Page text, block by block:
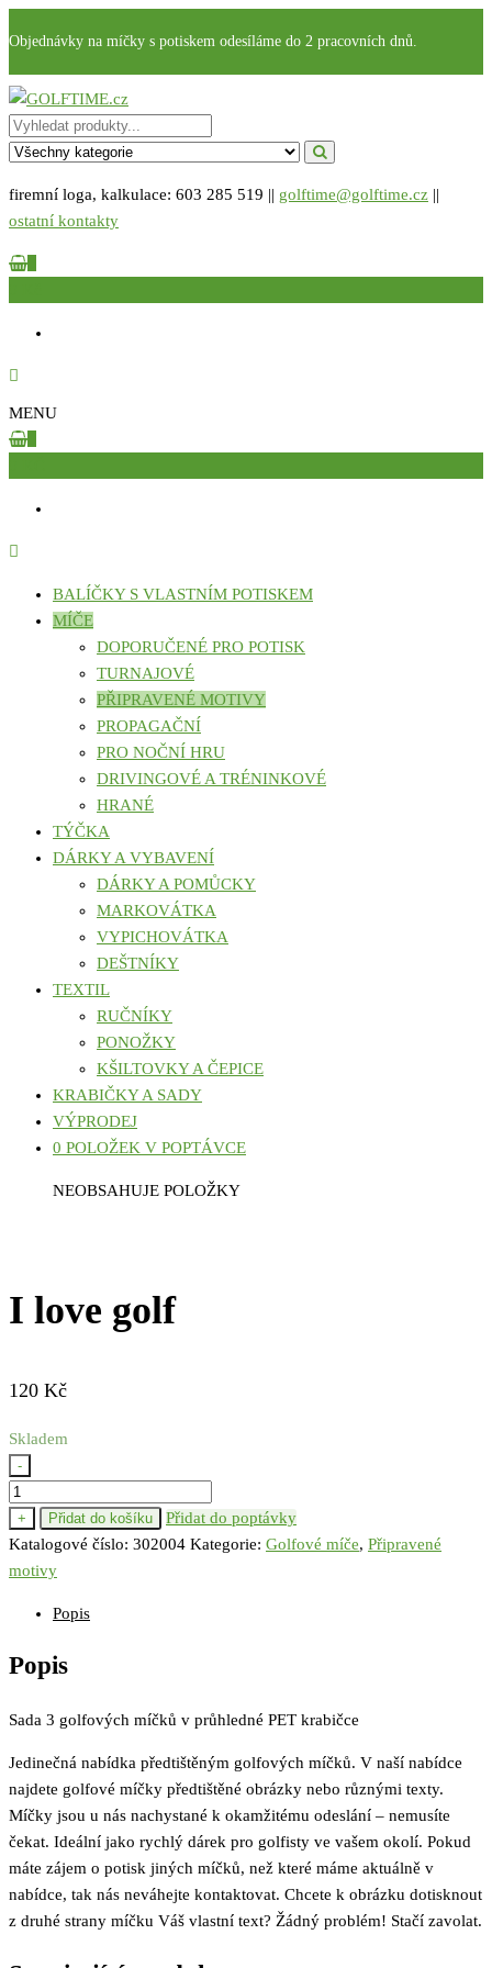
na
obsah
Objednávky na míčky s potiskem odesíláme do 2 pracovních dnů.
GOLFTIME.cz
Golfové reklamní předměty s potiskem
firemní loga, kalkulace: 603 285 519 || golftime@golftime.cz ||
ostatní kontakty
MENU
BALÍČKY S VLASTNÍM POTISKEM
MÍČE
DOPORUČENÉ PRO POTISK
TURNAJOVÉ
PŘIPRAVENÉ MOTIVY
PROPAGAČNÍ
PRO NOČNÍ HRU
DRIVINGOVÉ A TRÉNINKOVÉ
HRANÉ
TÝČKA
DÁRKY A VYBAVENÍ
DÁRKY A POMŮCKY
MARKOVÁTKA
VYPICHOVÁTKA
DEŠTNÍKY
TEXTIL
RUČNÍKY
PONOŽKY
KŠILTOVKY A ČEPICE
KRABIČKY A SADY
VÝPRODEJ
0 POLOŽEK V POPTÁVCE
NEOBSAHUJE POLOŽKY
I love golf
120 Kč
Skladem
-
love
golf
množství
+ Přidat do košíku
Přidat do poptávky
Katalogové číslo: 302004 Kategorie: Golfové míče, Připravené
motivy
Popis
Popis
Sada 3 golfových míčků v průhledné PET krabičce
Jedinečná nabídka předtištěným golfových míčků. V naší nabídce
najdete golfové míčky předtištěné obrázky nebo různými texty.
Míčky jsou u nás nachystané k okamžitému odeslání – nemusíte
čekat. Ideální jako rychlý dárek pro golfisty ve vašem okolí. Pokud
máte zájem o potisk jiných míčků, než které máme aktuálně v
nabídce, tak nás neváhejte kontaktovat. Chcete k obrázku dotisknout
z druhé strany míčku Váš vlastní text? Žádný problém! Stačí zavolat.